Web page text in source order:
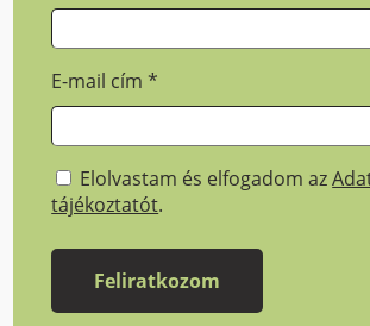
E-mail cím*
Elolvastam és elfogadom az
tájékoztatót.